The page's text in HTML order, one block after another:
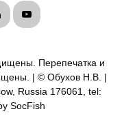
Перепечатка и
| © Обухов Н.В. |
Russia 176061, tel:
SocFish